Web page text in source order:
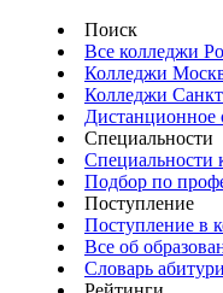
Поиск
Все колледжи
Колледжи
Колледжи
Дистанционное
Специальности
Специальности
Подбор по
Поступление
Поступление в
Все об
Словарь